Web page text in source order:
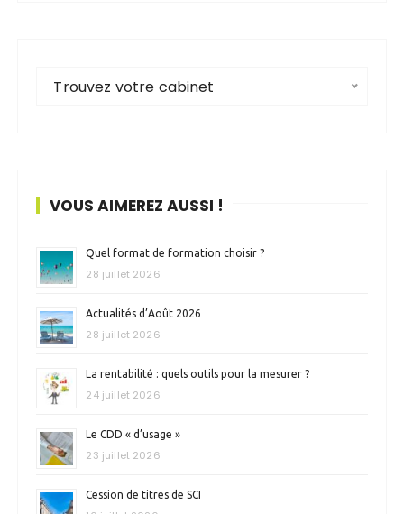
Trouvez votre cabinet
VOUS AIMEREZ AUSSI !
Quel format de formation choisir ?
28 juillet 2026
Actualités d’Août 2026
28 juillet 2026
La rentabilité : quels outils pour la mesurer ?
24 juillet 2026
Le CDD « d’usage »
23 juillet 2026
Cession de titres de SCI